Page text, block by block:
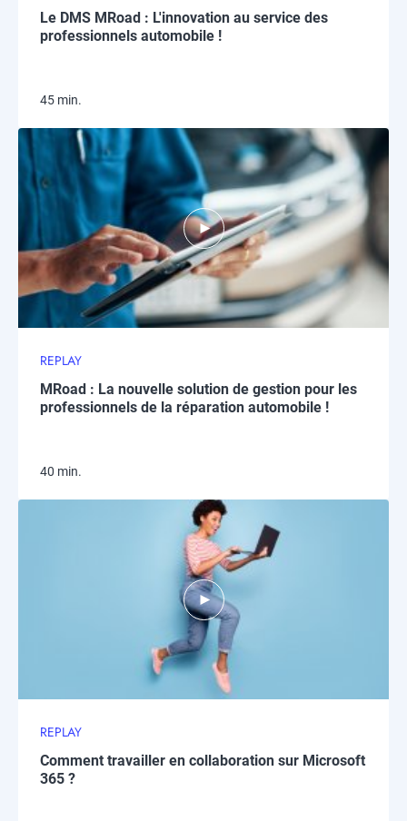
Le DMS MRoad : L'innovation au service des
professionnels automobile !
45 min.
REPLAY
MRoad : La nouvelle solution de gestion pour les
professionnels de la réparation automobile !
40 min.
REPLAY
Comment travailler en collaboration sur Microsoft
365 ?